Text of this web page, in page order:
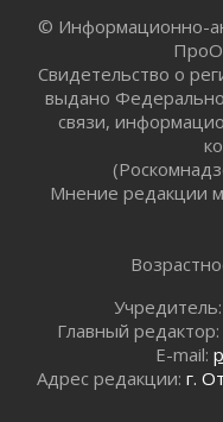
02 августа 2026
Жителям
действовать при
02 августа 2026
В Ивангороде
граждан
02 августа 2026
02 августа 2026
Километровые
отправили на
02 августа 2026
Ленобласть
операторов БПЛА
© Информационно-
Свидетельство о
выдано
связи,
Мнение редакции
Учредитель:
Главный редактор:
E-mail:
Адрес редакции: г.